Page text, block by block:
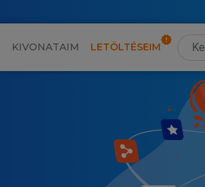
KIVONATAIM LETÖLTÉSEIM